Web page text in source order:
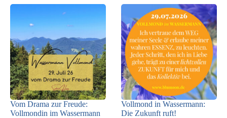
Vom Drama zur Freude:
Vollmondin im Wassermann
Vollmond in Wassermann:
Die Zukunft ruft!